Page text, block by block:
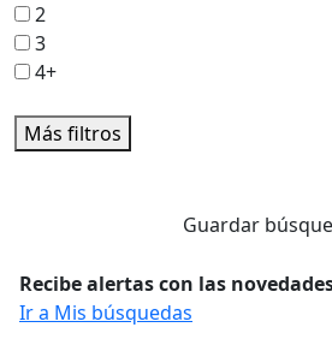
2
3
4+
Más filtros
Guardar
Recibe alertas con las
Ir a Mis búsquedas